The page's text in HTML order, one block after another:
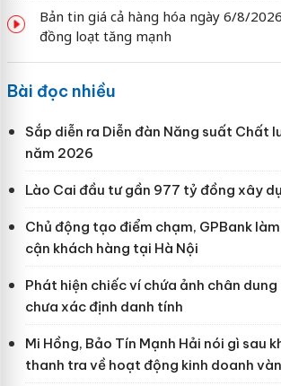
Bản tin giá cả hàng hóa ngày 6/8/
đồng loạt tăng mạnh
Bài đọc nhiều
Sắp diễn ra Diễn đàn Năng suất Chất
năm 2026
Lào Cai đầu tư gần 977 tỷ đồng xây
Chủ động tạo điểm chạm, GPBank
cận khách hàng tại Hà Nội
Phát hiện chiếc ví chứa ảnh chân
chưa xác định danh tính
Mi Hồng, Bảo Tín Mạnh Hải nói gì sau
thanh tra về hoạt động kinh doanh